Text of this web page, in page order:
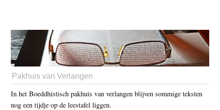
Pakhuis van Verlangen
In het Boeddhistisch pakhuis van verlangen blijven sommige teksten
nog een tijdje op de leestafel liggen.